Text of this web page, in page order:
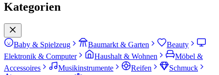
Kategorien
Baby & Spielzeug Baumarkt & Garten
Beauty
Elektronik & Computer
Haushalt & Wohnen
Möbel &
Accessoires
Musikinstrumente Reifen
Schmuck